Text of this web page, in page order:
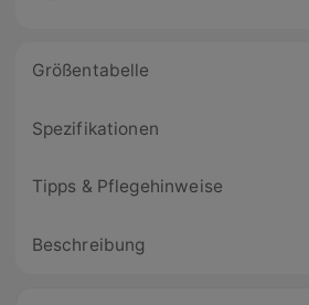
Größentabelle
Spezifikationen
Tipps & Pflegehinweise
Beschreibung